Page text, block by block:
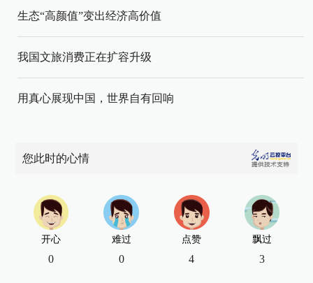
生态“高颜值”变出经济高价值
我国文旅消费正在扩容升级
用真心展现中国，世界自有回响
您此时的心情
开心
0
难过
0
点赞
4
飘过
3